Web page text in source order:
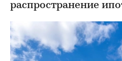
распространение